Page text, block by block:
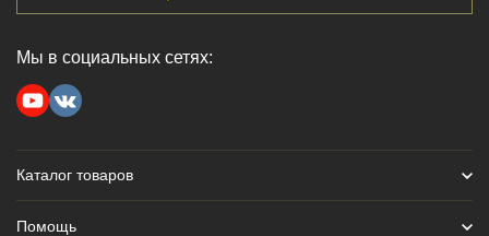
Мы в социальных сетях:
Каталог товаров
Помощь